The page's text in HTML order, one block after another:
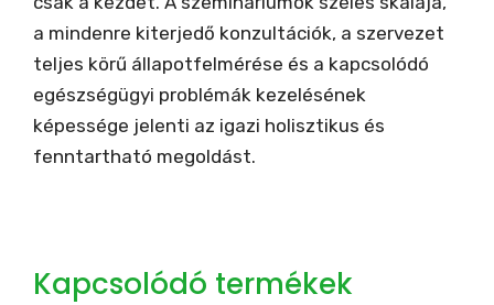
a mindenre kiterjedő konzultációk, a szervezet
teljes körű állapotfelmérése és a kapcsolódó
egészségügyi problémák kezelésének
képessége jelenti az igazi holisztikus és
fenntartható megoldást.
Kapcsolódó termékek